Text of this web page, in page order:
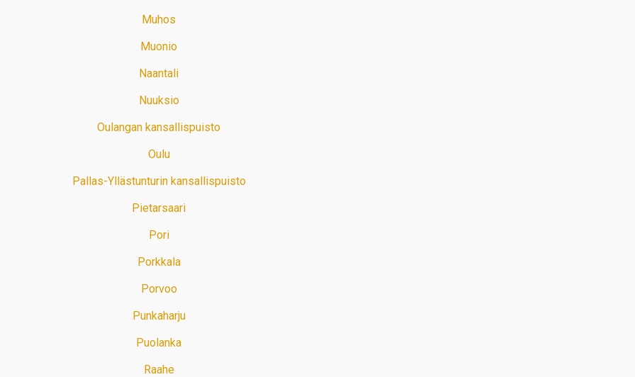
Muhos
Muonio
Naantali
Nuuksio
Oulangan kansallispuisto
Oulu
Pallas-Yllästunturin kansallispuisto
Pietarsaari
Pori
Porkkala
Porvoo
Punkaharju
Puolanka
Raahe